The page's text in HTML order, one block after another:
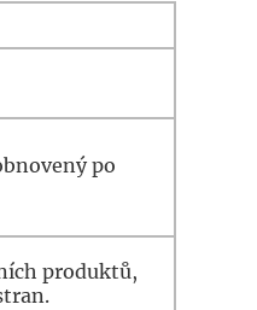
po
produktů,